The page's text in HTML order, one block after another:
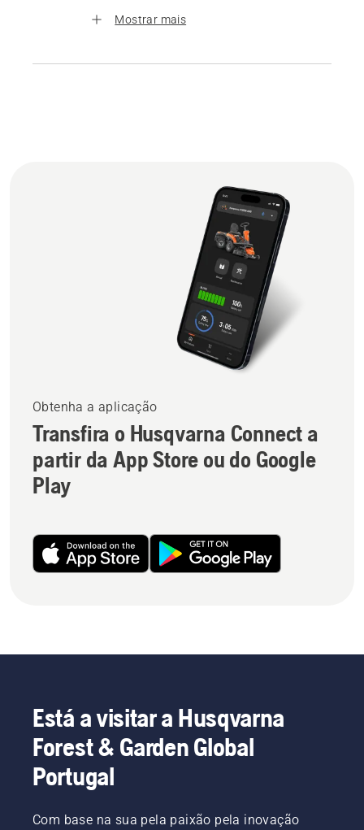
Mostrar mais
Obtenha a aplicação
Transfira o Husqvarna Connect a
partir da App Store ou do Google
Play
Está a visitar a Husqvarna
Forest & Garden Global
Portugal
Com base na sua pela paixão pela inovação